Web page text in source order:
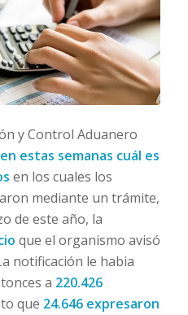
y Control Aduanero
estas semanas cuál es
en los cuales los
mediante un trámite,
de este año, la
que el organismo avisó
notificación le habia
a 220.426
que 24.646 expresaron